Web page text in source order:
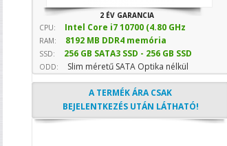
2 ÉV GARANCIA
CPU:
Intel Core i7 10700 (4.80 GHz
sebesség)
RAM: 8192 MB DDR4 memória
SSD:
256 GB SATA3 SSD - 256 GB SSD
(Normál)
ODD: Slim méretű SATA Optika nélkül
A TERMÉK ÁRA CSAK
BEJELENTKEZÉS UTÁN LÁTHATÓ!